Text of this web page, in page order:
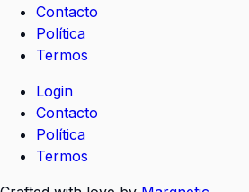
Contacto
Política
Termos
Login
Contacto
Política
Termos